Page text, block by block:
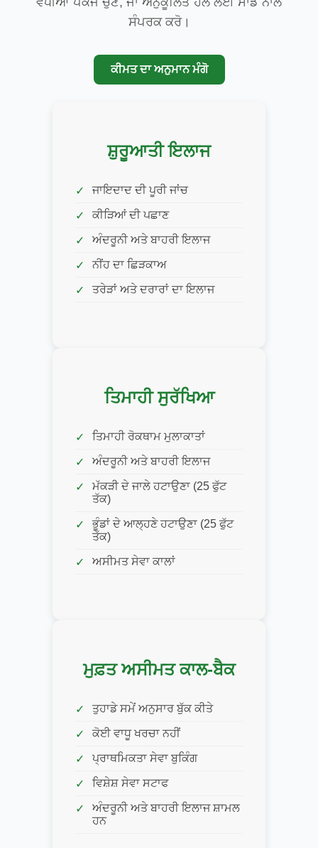
ਸੰਪਰਕ ਕਰੋ।
ਕੀਮਤ ਦਾ ਅਨੁਮਾਨ ਮੰਗੋ
ਸ਼ੁਰੂਆਤੀ ਇਲਾਜ
ਜਾਇਦਾਦ ਦੀ ਪੂਰੀ ਜਾਂਚ
ਕੀੜਿਆਂ ਦੀ ਪਛਾਣ
ਅੰਦਰੂਨੀ ਅਤੇ ਬਾਹਰੀ ਇਲਾਜ
ਨੀਂਹ ਦਾ ਛਿੜਕਾਅ
ਤਰੇੜਾਂ ਅਤੇ ਦਰਾਰਾਂ ਦਾ ਇਲਾਜ
ਤਿਮਾਹੀ ਸੁਰੱਖਿਆ
ਤਿਮਾਹੀ ਰੋਕਥਾਮ ਮੁਲਾਕਾਤਾਂ
ਅੰਦਰੂਨੀ ਅਤੇ ਬਾਹਰੀ ਇਲਾਜ
ਮੱਕੜੀ ਦੇ ਜਾਲੇ ਹਟਾਉਣਾ (25 ਫੁੱਟ
ਤੱਕ)
ਭੂੰਡਾਂ ਦੇ ਆਲ੍ਹਣੇ ਹਟਾਉਣਾ (25 ਫੁੱਟ
ਤੱਕ)
ਅਸੀਮਤ ਸੇਵਾ ਕਾਲਾਂ
ਮੁਫ਼ਤ ਅਸੀਮਤ ਕਾਲ-ਬੈਕ
ਤੁਹਾਡੇ ਸਮੇਂ ਅਨੁਸਾਰ ਬੁੱਕ ਕੀਤੇ
ਕੋਈ ਵਾਧੂ ਖਰਚਾ ਨਹੀਂ
ਪ੍ਰਾਥਮਿਕਤਾ ਸੇਵਾ ਬੁਕਿੰਗ
ਵਿਸ਼ੇਸ਼ ਸੇਵਾ ਸਟਾਫ
ਅੰਦਰੂਨੀ ਅਤੇ ਬਾਹਰੀ ਇਲਾਜ ਸ਼ਾਮਲ
ਹਨ